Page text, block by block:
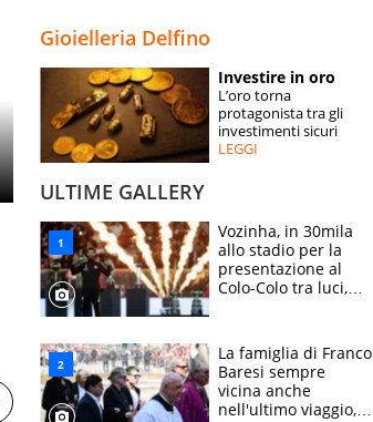
ESPERTI
CONTATTI
Gioielleria Delfino
Investire in oro
L’oro torna
protagonista tra gli
investimenti sicuri
LEGGI
ULTIME GALLERY
Vozinha, in 30mila
allo stadio per la
presentazione al
Colo-Colo tra luci,
La famiglia di Franco
Baresi sempre
vicina anche
nell'ultimo viaggio,